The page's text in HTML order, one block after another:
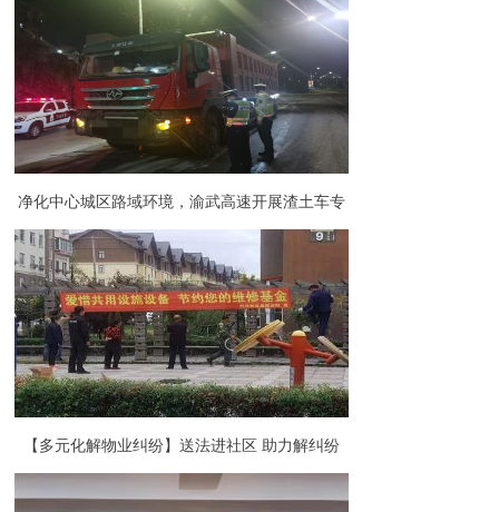
净化中心城区路域环境，渝武高速开展渣土车专
项整治
【多元化解物业纠纷】送法进社区 助力解纠纷